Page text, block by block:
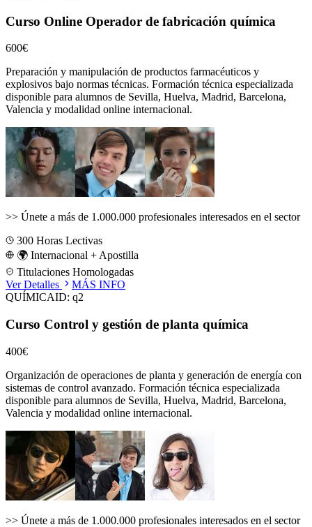
Curso Online Operador de fabricación química
600€
Preparación y manipulación de productos farmacéuticos y
explosivos bajo normas técnicas. Formación técnica especializada
disponible para alumnos de Sevilla, Huelva, Madrid, Barcelona,
Valencia y modalidad online internacional.
>> Únete a más de 1.000.000 profesionales interesados en el sector
300 Horas Lectivas
🌍 Internacional + Apostilla
Titulaciones Homologadas
Ver Detalles
MÁS INFO
QUÍMICAID: q2
Curso Control y gestión de planta química
400€
Organización de operaciones de planta y generación de energía con
sistemas de control avanzado. Formación técnica especializada
disponible para alumnos de Sevilla, Huelva, Madrid, Barcelona,
Valencia y modalidad online internacional.
>> Únete a más de 1.000.000 profesionales interesados en el sector